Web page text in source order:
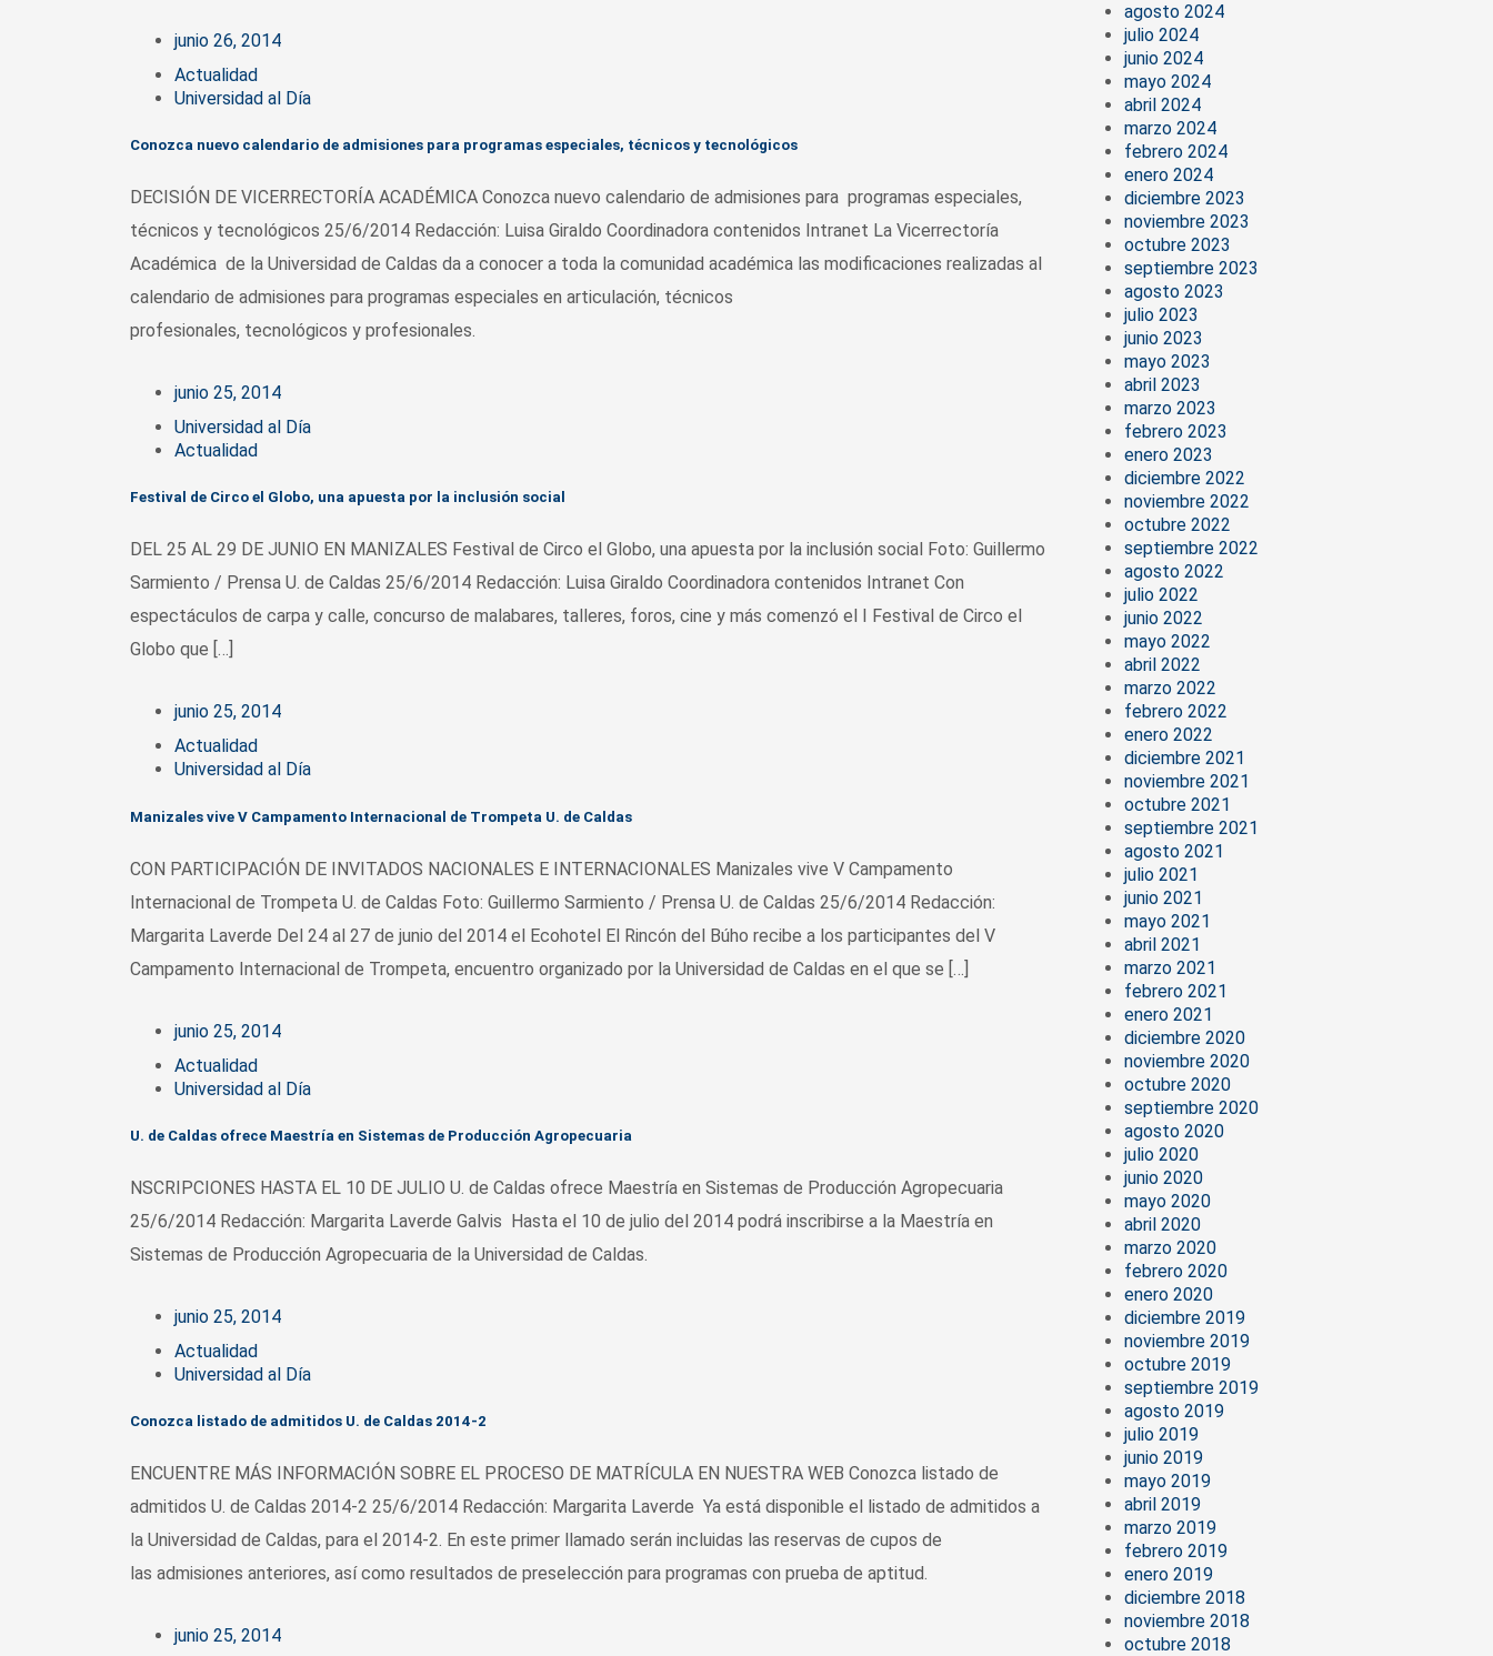
junio 26, 2014
Actualidad
Universidad al Día
Conozca nuevo calendario de admisiones para programas especiales, técnicos y tecnológicos
DECISIÓN DE VICERRECTORÍA ACADÉMICA Conozca nuevo calendario de admisiones para programas especiales,
técnicos y tecnológicos 25/6/2014 Redacción: Luisa Giraldo Coordinadora contenidos Intranet La Vicerrectoría
Académica de la Universidad de Caldas da a conocer a toda la comunidad académica las modificaciones realizadas al
calendario de admisiones para programas especiales en articulación, técnicos
profesionales, tecnológicos y profesionales.
junio 25, 2014
Universidad al Día
Actualidad
Festival de Circo el Globo, una apuesta por la inclusión social
DEL 25 AL 29 DE JUNIO EN MANIZALES Festival de Circo el Globo, una apuesta por la inclusión social Foto: Guillermo
Sarmiento / Prensa U. de Caldas 25/6/2014 Redacción: Luisa Giraldo Coordinadora contenidos Intranet Con
espectáculos de carpa y calle, concurso de malabares, talleres, foros, cine y más comenzó el I Festival de Circo el
Globo que […]
junio 25, 2014
Actualidad
Universidad al Día
Manizales vive V Campamento Internacional de Trompeta U. de Caldas
CON PARTICIPACIÓN DE INVITADOS NACIONALES E INTERNACIONALES Manizales vive V Campamento
Internacional de Trompeta U. de Caldas Foto: Guillermo Sarmiento / Prensa U. de Caldas 25/6/2014 Redacción:
Margarita Laverde Del 24 al 27 de junio del 2014 el Ecohotel El Rincón del Búho recibe a los participantes del V
Campamento Internacional de Trompeta, encuentro organizado por la Universidad de Caldas en el que se […]
junio 25, 2014
Actualidad
Universidad al Día
U. de Caldas ofrece Maestría en Sistemas de Producción Agropecuaria
NSCRIPCIONES HASTA EL 10 DE JULIO U. de Caldas ofrece Maestría en Sistemas de Producción Agropecuaria
25/6/2014 Redacción: Margarita Laverde Galvis Hasta el 10 de julio del 2014 podrá inscribirse a la Maestría en
Sistemas de Producción Agropecuaria de la Universidad de Caldas.
junio 25, 2014
Actualidad
Universidad al Día
Conozca listado de admitidos U. de Caldas 2014-2
ENCUENTRE MÁS INFORMACIÓN SOBRE EL PROCESO DE MATRÍCULA EN NUESTRA WEB Conozca listado de
admitidos U. de Caldas 2014-2 25/6/2014 Redacción: Margarita Laverde Ya está disponible el listado de admitidos a
la Universidad de Caldas, para el 2014-2. En este primer llamado serán incluidas las reservas de cupos de
las admisiones anteriores, así como resultados de preselección para programas con prueba de aptitud.
junio 25, 2014
agosto 2024
julio 2024
junio 2024
mayo 2024
abril 2024
marzo 2024
febrero 2024
enero 2024
diciembre 2023
noviembre 2023
octubre 2023
septiembre 2023
agosto 2023
julio 2023
junio 2023
mayo 2023
abril 2023
marzo 2023
febrero 2023
enero 2023
diciembre 2022
noviembre 2022
octubre 2022
septiembre 2022
agosto 2022
julio 2022
junio 2022
mayo 2022
abril 2022
marzo 2022
febrero 2022
enero 2022
diciembre 2021
noviembre 2021
octubre 2021
septiembre 2021
agosto 2021
julio 2021
junio 2021
mayo 2021
abril 2021
marzo 2021
febrero 2021
enero 2021
diciembre 2020
noviembre 2020
octubre 2020
septiembre 2020
agosto 2020
julio 2020
junio 2020
mayo 2020
abril 2020
marzo 2020
febrero 2020
enero 2020
diciembre 2019
noviembre 2019
octubre 2019
septiembre 2019
agosto 2019
julio 2019
junio 2019
mayo 2019
abril 2019
marzo 2019
febrero 2019
enero 2019
diciembre 2018
noviembre 2018
octubre 2018